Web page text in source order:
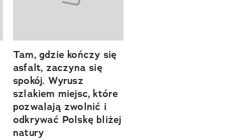
Tam, gdzie kończy się
asfalt, zaczyna się
spokój. Wyrusz
szlakiem miejsc, które
pozwalają zwolnić i
odkrywać Polskę bliżej
natury